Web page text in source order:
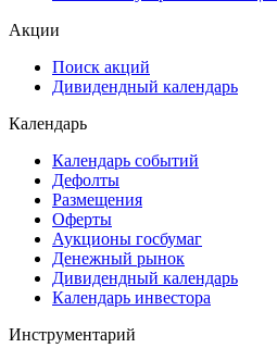
ESG
Самые популярные облигации
Дивидендный календарь
Календарь
Календарь событий
Дефолты
Размещения
Оферты
Аукционы госбумаг
Денежный рынок